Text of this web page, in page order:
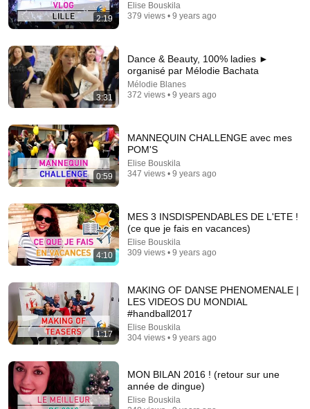
Terminal 6-yr-old asked Steve one question — he
Untold Human Stories and 6 more • 1.4M views
2:19
Elise Bouskila
379 views • 9 years ago
3:31
Dance & Beauty, 100% ladies ►
organisé par Mélodie Bachata​
Mélodie Blanes
372 views • 9 years ago
0:59
MANNEQUIN CHALLENGE avec mes
POM'S
Elise Bouskila
347 views • 9 years ago
4:10
MES 3 INSDISPENDABLES DE L'ETE !
(ce que je fais en vacances)
Elise Bouskila
309 views • 9 years ago
1:17
MAKING OF DANSE PHENOMENALE |
LES VIDEOS DU MONDIAL
#handball2017
Elise Bouskila
304 views • 9 years ago
MON BILAN 2016 ! (retour sur une
année de dingue)
Elise Bouskila